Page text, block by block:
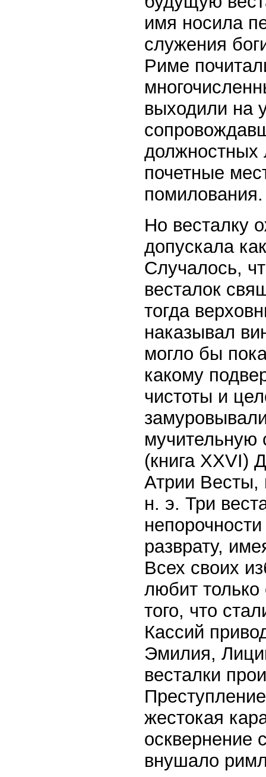
имя носила
служения
Риме
выходили на
должностных
почетные
помилования.
Но весталку
допускала
Случалось,
весталок
тогда
наказывал
могло бы
какому
чистоты и
мучительную
(книга XXVI)
Атрии Весты,
н. э. Три
разврату,
Всех своих
любит
того, что
Кассий
Эмилия,
весталки
жестокая
осквернение
внушало